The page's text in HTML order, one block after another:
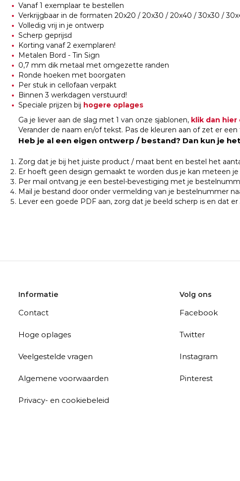
Vanaf 1 exemplaar te bestellen
Verkrijgbaar in de formaten 20x20 / 20x30 / 20x40 / 30x30 /
Volledig vrij in je ontwerp
Scherp geprijsd
Korting vanaf 2 exemplaren!
Metalen Bord - Tin Sign
0,7 mm dik metaal met omgezette randen
Ronde hoeken met boorgaten
Per stuk in cellofaan verpakt
Binnen 3 werkdagen verstuurd!
Speciale prijzen bij hogere oplages
Ga je liever aan de slag met 1 van onze sjablonen, klik dan hier
Verander de naam en/of tekst. Pas de kleuren aan of zet er
Heb je al een eigen ontwerp / bestand? Dan kun je
Zorg dat je bij het juiste product / maat bent en bestel het
Er hoeft geen design gemaakt te worden dus je kan meteen
Per mail ontvang je een bestel-bevestiging met je
Mail je bestand door onder vermelding van je bestelnummer
Lever een goede PDF aan, zorg dat je beeld scherp is en dat
Informatie
Contact
Hoge oplages
Veelgestelde vragen
Algemene voorwaarden
Privacy- en cookiebeleid
Volg ons
Facebook
Twitter
Instagram
Pinterest